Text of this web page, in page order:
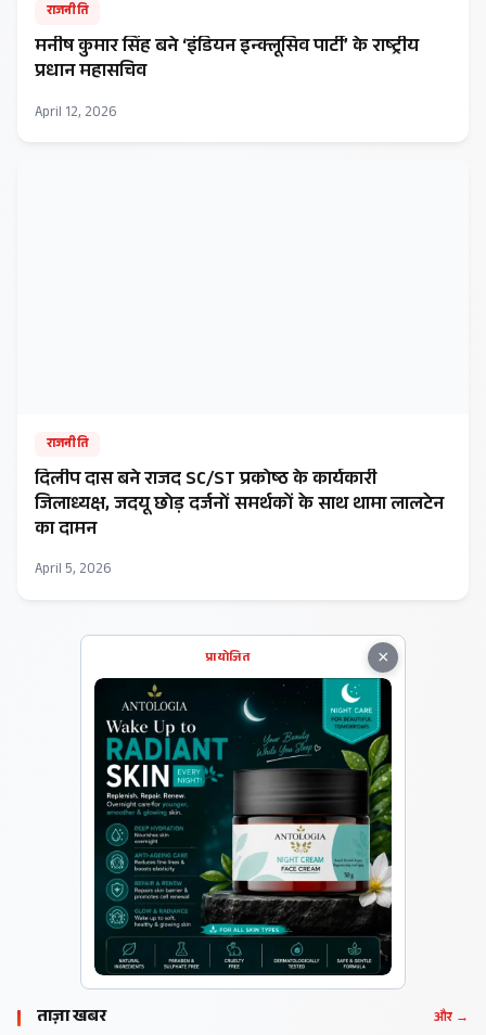
राजनीति
मनीष कुमार सिंह बने ‘इंडियन इन्क्लूसिव पार्टी’ के राष्ट्रीय
प्रधान महासचिव
April 12, 2026
राजनीति
दिलीप दास बने राजद SC/ST प्रकोष्ठ के कार्यकारी
जिलाध्यक्ष, जदयू छोड़ दर्जनों समर्थकों के साथ थामा लालटेन
का दामन
April 5, 2026
×
प्रायोजित
ताज़ा खबर और →